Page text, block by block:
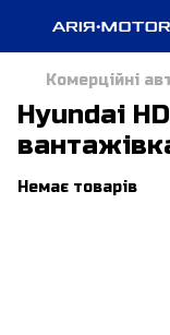
Комерційні
Hyundai
Немає товарів